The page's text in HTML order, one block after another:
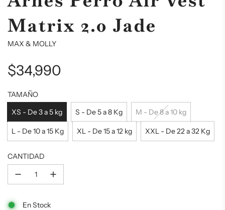
Matrix 2.0 Jade
MAX & MOLLY
Precio
de
oferta
Precio
regular
$34,990
TAMAÑO
XS - De 3 a 5 kg
S - De 5 a 8 Kg M - De 8 a 10 kg
L - De 10 a 15 Kg XL - De 15 a 12 kg XXL - De 22 a 32 Kg
CANTIDAD
En Stock